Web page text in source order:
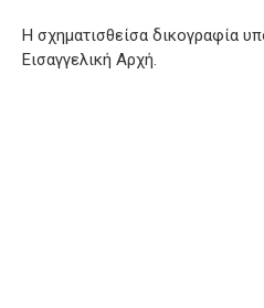
Η σχηματισθείσα δικογραφία
Εισαγγελική Αρχή.